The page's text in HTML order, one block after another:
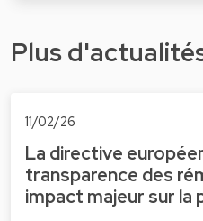
Plus
11/02/26
La directive
transparence des
impact majeur sur la